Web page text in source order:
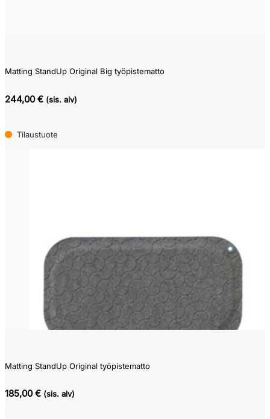
Matting StandUp Original Big työpistematto
244,00 € (sis. alv)
Tilaustuote
Matting StandUp Original työpistematto
185,00 € (sis. alv)